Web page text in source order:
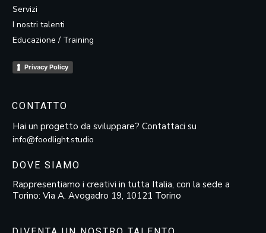
Servizi
I nostri talenti
Educazione / Training
Privacy Policy
CONTATTO
Hai un progetto da sviluppare? Contattaci su
info@foodlight.studio
DOVE SIAMO
Rappresentiamo i creativi in tutta Italia, con la sede a
Torino: Via A. Avogadro 19, 10121 Torino